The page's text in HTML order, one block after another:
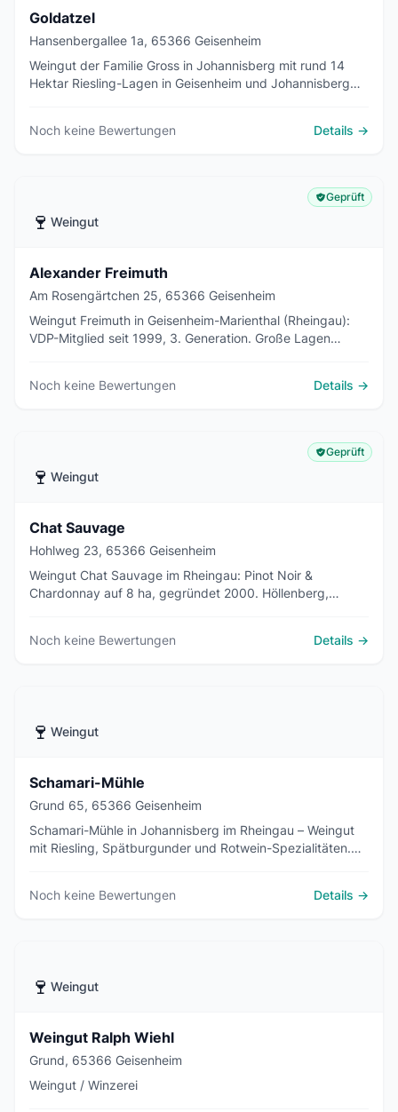
Goldatzel
Hansenbergallee 1a, 65366 Geisenheim
Weingut der Familie Gross in Johannisberg mit rund 14
Hektar Riesling-Lagen in Geisenheim und Johannisberg
Noch keine Bewertungen
Details →
🍷 Weingut
Geprüft
Alexander Freimuth
Am Rosengärtchen 25, 65366 Geisenheim
Weingut Freimuth in Geisenheim-Marienthal (Rheingau):
VDP-Mitglied seit 1999, 3. Generation. Große Lagen
Noch keine Bewertungen Details →
🍷 Weingut
Geprüft
Chat Sauvage
Hohlweg 23, 65366 Geisenheim
Weingut Chat Sauvage im Rheingau: Pinot Noir &
Chardonnay auf 8 ha, gegründet 2000. Höllenberg,
Noch keine Bewertungen Details →
🍷 Weingut
Schamari-Mühle
Grund 65, 65366 Geisenheim
Schamari-Mühle in Johannisberg im Rheingau – Weingut
mit Riesling, Spätburgunder und Rotwein-Spezialitäten.
Noch keine Bewertungen Details →
🍷 Weingut
Weingut Ralph Wiehl
Grund, 65366 Geisenheim
Weingut / Winzerei